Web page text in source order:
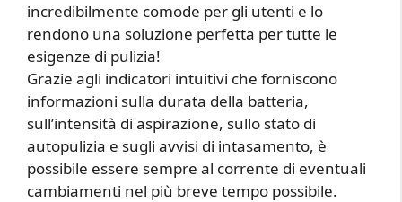
incredibilmente comode per gli utenti e lo
rendono una soluzione perfetta per tutte le
esigenze di pulizia!
Grazie agli indicatori intuitivi che forniscono
informazioni sulla durata della batteria,
sull’intensità di aspirazione, sullo stato di
autopulizia e sugli avvisi di intasamento, è
possibile essere sempre al corrente di eventuali
cambiamenti nel più breve tempo possibile.